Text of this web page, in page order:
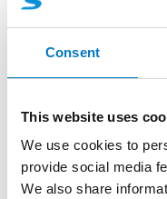
Consent
This website uses
We use cookies to
provide social media
We also share
Lichtbalken
LB200